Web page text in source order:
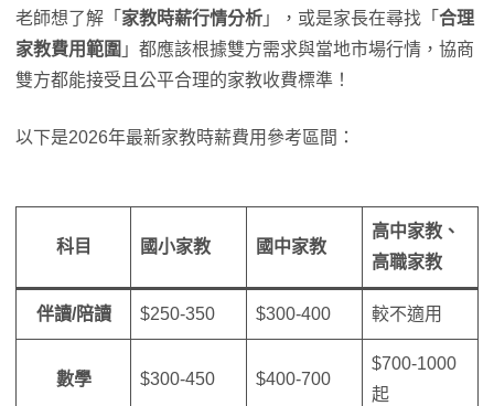
老師想了解「 家教時薪行情分析 」，或是家長在尋找「 合理
家教費用範圍 」都應該根據雙方需求與當地市場行情，協商
雙方都能接受且公平合理的家教收費標準！
以下是2026年最新家教時薪費用參考區間：
科目 國小家教 國中家教
高中家教、
高職家教
伴讀/陪讀 $250-350 $300-400 較不適用
數學 $300-450 $400-700
$700-1000
起